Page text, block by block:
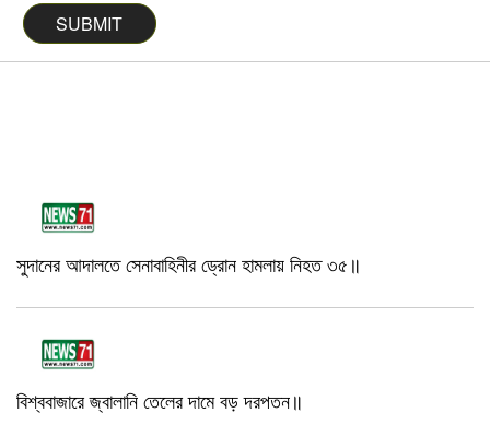
সুদানের আদালতে সেনাবাহিনীর ড্রোন হামলায় নিহত ৩৫॥
বিশ্ববাজারে জ্বালানি তেলের দামে বড় দরপতন॥